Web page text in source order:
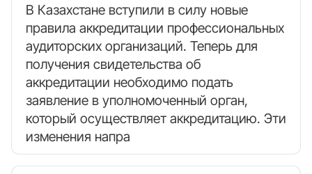
В Казахстане вступили в силу новые
правила аккредитации профессиональных
аудиторских организаций. Теперь для
получения свидетельства об
аккредитации необходимо подать
заявление в уполномоченный орган,
который осуществляет аккредитацию. Эти
изменения напра